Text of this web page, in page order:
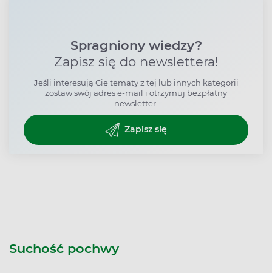
Spragniony wiedzy?
Zapisz się do newslettera!
Jeśli interesują Cię tematy z tej lub innych kategorii
zostaw swój adres e-mail i otrzymuj bezpłatny
newsletter.
Zapisz się
Suchość pochwy